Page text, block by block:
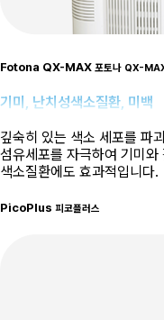
Fotona QX-MAX 포토나 QX-
기미, 난치성색소질환, 미백
깊숙히 있는 색소 세포를 파
섬유세포를 자극하여 기미
색소질환에도 효과적입니다.
PicoPlus 피코플러스